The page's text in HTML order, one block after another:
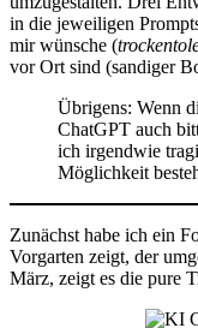
in die jeweiligen
mir wünsche (
vor Ort sind (sandiger
Übrigens: Wenn
ChatGPT auch
ich irgendwie
Möglichkeit
Zunächst habe ich ein
Vorgarten zeigt, der
März, zeigt es die pure